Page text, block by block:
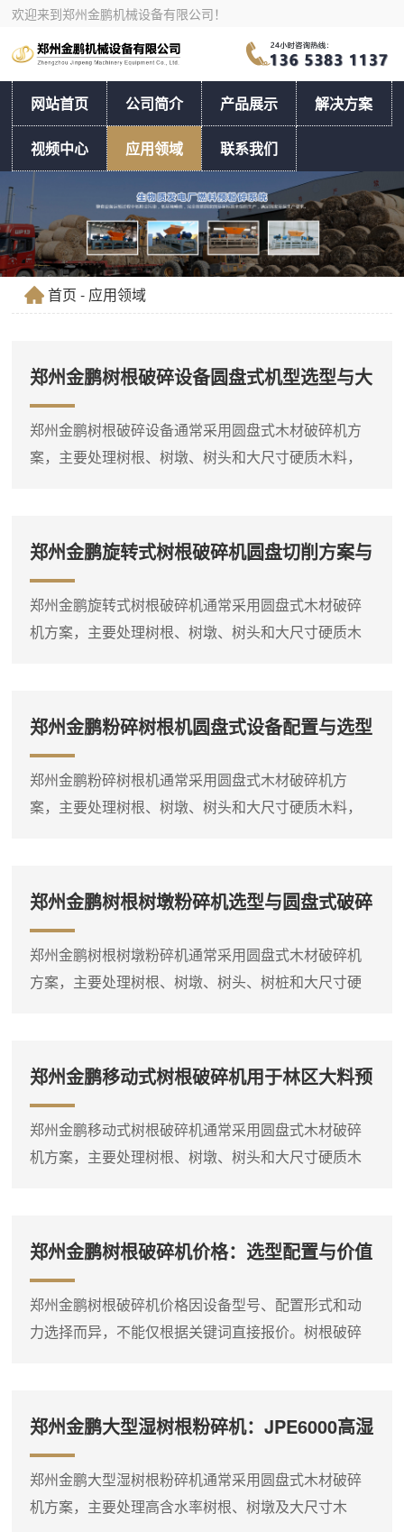
欢迎来到郑州金鹏机械设备有限公司！
网站首页 公司简介 产品展示 解决方案
视频中心 应用领域 联系我们
首页 - 应用领域
郑州金鹏树根破碎设备圆盘式机型选型与大
型料场应用
郑州金鹏树根破碎设备通常采用圆盘式木材破碎机方
案，主要处理树根、树墩、树头和大尺寸硬质木料，
输送和燃烧利用。在大型生物质料场中，树根、树墩
和树头等大尺寸硬质木料需要连续、**地预粉碎处理，
接。圆盘式木材破碎机采用圆盘切削结构，对这类大
料具有较好的处理能力。从...
郑州金鹏旋转式树根破碎机圆盘切削方案与
选型说明
郑州金鹏旋转式树根破碎机通常采用圆盘式木材破碎
机方案，主要处理树根、树墩、树头和大尺寸硬质木
存、输送和燃烧利用。旋转式树根破碎机的核心在于
圆盘切削结构，通过高速旋转的圆盘带动刀具对大尺
大料具有较好的处理能力。从设备选型角度看，
JP5000圆盘式木材破碎机配...
郑州金鹏粉碎树根机圆盘式设备配置与选型
参考
郑州金鹏粉碎树根机通常采用圆盘式木材破碎机方
案，主要处理树根、树墩、树头和大尺寸硬质木料，
输送和燃烧利用。树根类物料单件尺寸大、木质坚
硬，且常夹杂泥土和石块，对设备的耐磨性和进料能
构，能够有效处理这类大尺寸硬质木料。从设备选型
角度看，JP3600圆盘式木材破...
郑州金鹏树根树墩粉碎机选型与圆盘式破碎
方案
郑州金鹏树根树墩粉碎机通常采用圆盘式木材破碎机
方案，主要处理树根、树墩、树头、树桩和大尺寸硬
续储存、输送和燃烧利用。树根和树墩的典型特点是
单件尺寸大、形状不规则、木质坚硬，对设备的进料
圆盘切削原理，能够有效处理这类大尺寸硬质木料。
从设备选型角度看，如果现场...
郑州金鹏移动式树根破碎机用于林区大料预
粉碎处理
郑州金鹏移动式树根破碎机通常采用圆盘式木材破碎
机方案，主要处理树根、树墩、树头和大尺寸硬质木
存、输送和燃烧利用。在林区清理和分散料堆处理场
景中，树根、树墩和树头等物料单件尺寸大、重量
常优先采用柴油机驱动。郑州金鹏圆盘式木材破碎机
系列可根据项目提供轮式或履带...
郑州金鹏树根破碎机价格：选型配置与价值
分析
郑州金鹏树根破碎机价格因设备型号、配置形式和动
力选择而异，不能仅根据关键词直接报价。树根破碎
生物质料场及燃料预处理现场。物料经圆盘切削破碎
后形成粗碎料，便于后续储存、输送和燃烧利用。以
480kW动力系统，**加工直径可参考2400mm，参考处
理能力约25...
郑州金鹏大型湿树根粉碎机：JPE6000高湿
物料处理方案
郑州金鹏大型湿树根粉碎机通常采用圆盘式木材破碎
机方案，主要处理高含水率树根、树墩及大尺寸木